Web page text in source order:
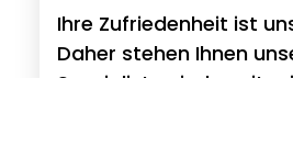
Ihre Zufriedenheit ist
Daher stehen Ihnen
Spezialisten jederzeit